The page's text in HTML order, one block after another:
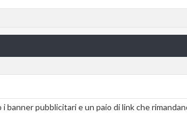
pubblicitari e un paio di link che